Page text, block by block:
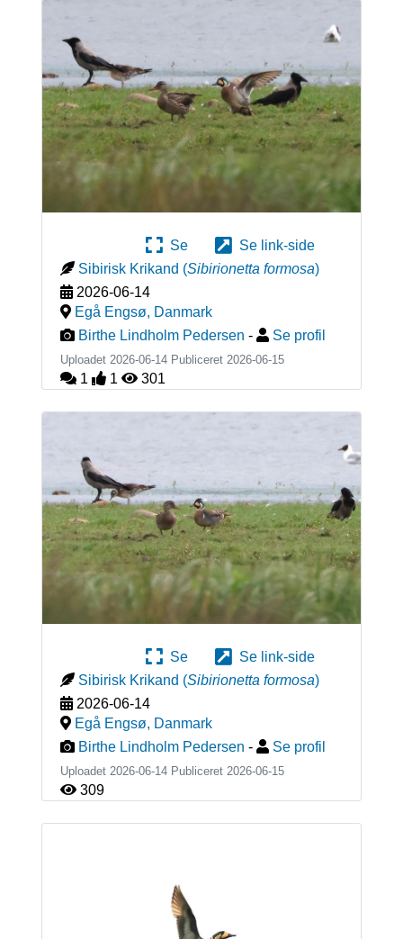
Se
Se link-side
Sibirisk Krikand (Sibirionetta formosa)
2026-06-14
Egå Engsø, Danmark
Birthe Lindholm Pedersen - Se profil
Uploadet 2026-06-14 Publiceret 2026-06-15
1 1 301
Se
Se link-side
Sibirisk Krikand (Sibirionetta formosa)
2026-06-14
Egå Engsø, Danmark
Birthe Lindholm Pedersen - Se profil
Uploadet 2026-06-14 Publiceret 2026-06-15
309